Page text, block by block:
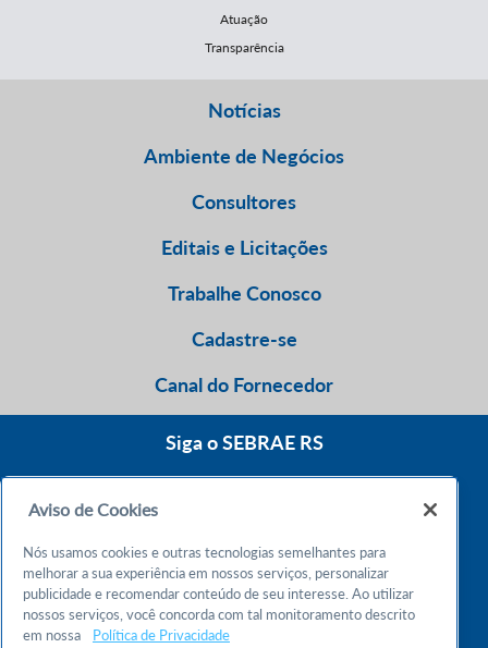
Atuação
Transparência
Notícias
Ambiente de Negócios
Consultores
Editais e Licitações
Trabalhe Conosco
Cadastre-se
Canal do Fornecedor
Siga o SEBRAE RS
Atendimento 24h
Chame no WhatsApp
Aviso de Cookies
Nós usamos cookies e outras tecnologias semelhantes para
melhorar a sua experiência em nossos serviços, personalizar
publicidade e recomendar conteúdo de seu interesse. Ao utilizar
nossos serviços, você concorda com tal monitoramento descrito
em nossa
Política de Privacidade